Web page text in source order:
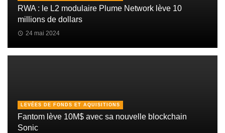
RWA : le L2 modulaire Plume Network lève 10
millions de dollars
24 mai 2024
LEVÉES DE FONDS ET AQUISITIONS
Fantom lève 10M$ avec sa nouvelle blockchain
Sonic